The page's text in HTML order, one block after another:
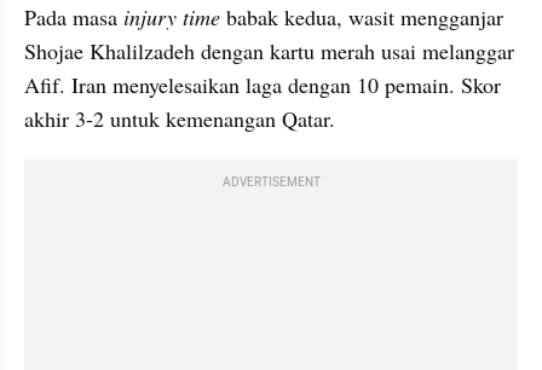
Pada masa injury time babak kedua, wasit mengganjar
Shojae Khalilzadeh dengan kartu merah usai melanggar
Afif. Iran menyelesaikan laga dengan 10 pemain. Skor
akhir 3-2 untuk kemenangan Qatar.
ADVERTISEMENT